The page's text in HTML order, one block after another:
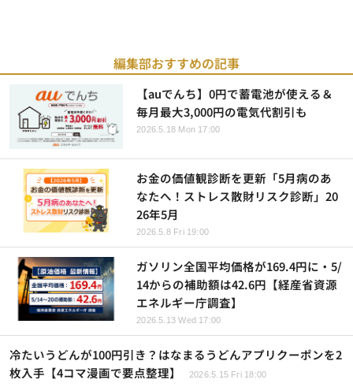
編集部おすすめの記事
【auでんち】0円で蓄電池が使える＆
毎月最大3,000円の電気代割引も
2026.5.18 Mon 17:00
お金の価値観診断を更新「5月病のあ
なたへ！ストレス散財リスク診断」20
26年5月
2026.5.8 Fri 19:00
ガソリン全国平均価格が169.4円に・5/
14からの補助額は42.6円【経産省資源
エネルギー庁調査】
2026.5.13 Wed 17:00
冷たいうどんが100円引き？はなまるうどんアプリクーポンを2
枚入手【4コマ漫画で要点整理】
2026.5.15 Fri 18:00